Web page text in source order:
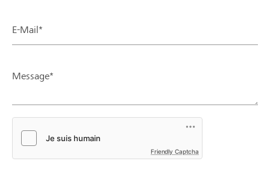
E-Mail*
Message*
Friendly Captcha